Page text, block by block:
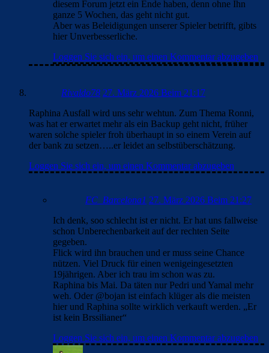
diesem Forum jetzt ein Ende haben, denn ohne Ihn
ganze 5 Wochen, das geht nicht gut.
Aber was Beleidigungen unserer Spieler betrifft, gibts
hier Unverbesserliche.
Loggen Sie sich ein, um einen Kommentar abzugeben
Rivaldo78 27. März 2026 Beim 21:17
Raphina Ausfall wird uns sehr wehtun. Zum Thema Ronni,
was hat er erwartet mehr als ein Backup geht nicht, früher
waren solche spieler froh überhaupt in so einem Verein auf
der bank zu setzen…..er leidet an selbstüberschätzung.
Loggen Sie sich ein, um einen Kommentar abzugeben
FC_Barcelona1 27. März 2026 Beim 21:27
Ich denk, soo schlecht ist er nicht. Er hat uns fallweise
schon Unberechenbarkeit auf der rechten Seite
gegeben.
Flick wird ihn brauchen und er muss seine Chance
nützen. Viel Druck für einen wenigeingesetzten
19jährigen. Aber ich trau im schon was zu.
Raphina bis Mai. Da täten nur Pedri und Yamal mehr
weh. Oder @bojan ist einfach klüger als die meisten
hier und Raphina sollte wirklich verkauft werden. „Er
ist kein Brssilianer“
Loggen Sie sich ein, um einen Kommentar abzugeben